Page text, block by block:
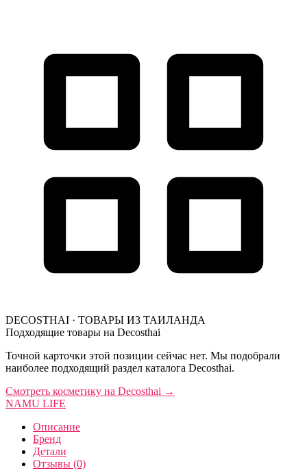
DECOSTHAI · ТОВАРЫ ИЗ ТАИЛАНДА
Подходящие товары на Decosthai
Точной карточки этой позиции сейчас нет. Мы подобрали
наиболее подходящий раздел каталога Decosthai.
Смотреть косметику на Decosthai →
NAMU LIFE
Описание
Бренд
Детали
Отзывы (0)